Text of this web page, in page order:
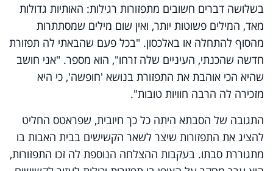
בשלושה דברים חשובים מתפזורות רגילות: האותיות גדולות
מאד, המילים פשוטות יותר, ואין שום מילים שמסתתרות
מהסוף להתחלה או באלכסון. "בכל פעם שהבאתי לה תפזורת
חדשה שהכנתי, העיניים שלה זרחו", הוא מספר. "אני חושב
שהיא הכי אוהבת את התפזורת בנושא 'חופשה', כי היא
מזכירה לה הרבה חוויות טובות".
התגובה של הסבתא היתה כל כך חיובית, שפראטס החליט
להציג את התפזורות שיצר לשאר הקשישים בבית האבות בו
מתגוררת סבתו. בעקבות ההצלחה הנוספת לה זכו התפזורות,